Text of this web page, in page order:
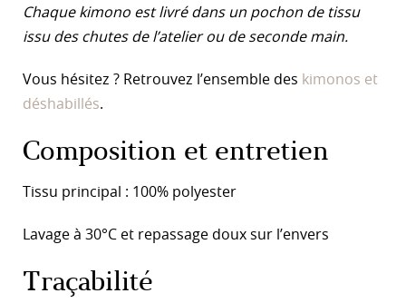
Chaque kimono est livré dans un pochon de tissu
issu des chutes de l’atelier ou de seconde main.
Vous hésitez ? Retrouvez l’ensemble des kimonos et
déshabillés.
Composition et entretien
Tissu principal : 100% polyester
Lavage à 30°C et repassage doux sur l’envers
Traçabilité